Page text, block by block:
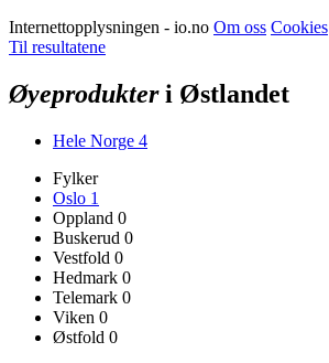
Internettopplysningen - io.no Om oss Cookies
Til resultatene
Øyeprodukteri Østlandet
Hele Norge 4
Fylker
Oslo 1
Oppland 0
Buskerud 0
Vestfold 0
Hedmark 0
Telemark 0
Viken 0
Østfold 0